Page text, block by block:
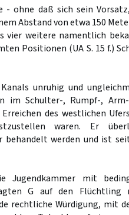
- ohne daß sich sein
Abstand von etwa 150
vier weitere namentlich
Positionen (UA S. 15 f.)
unruhig und
im Schulter-, Rumpf-,
des westlichen
waren. Er
werden und ist
Jugendkammer mit
G auf den Flüchtling
rechtliche Würdigung, mit